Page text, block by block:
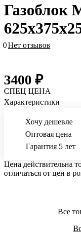
Газоблок
0Нет отзывов
3400 ₽
СПЕЦ ЦЕНА
Характеристики
Хочу дешевле
Оптовая цена
Гарантия 5 лет
Цена действительна
отличаться от цен в
Все